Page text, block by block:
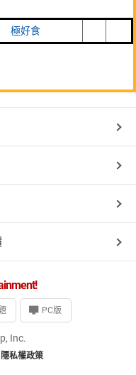
極好食
PC版
Inc.
隱私權政策